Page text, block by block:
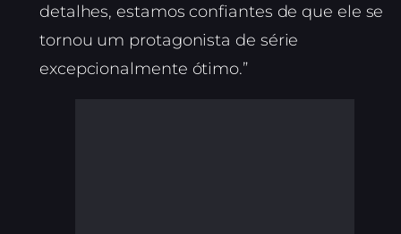
detalhes, estamos confiantes de que ele se
tornou um protagonista de série
excepcionalmente ótimo.”